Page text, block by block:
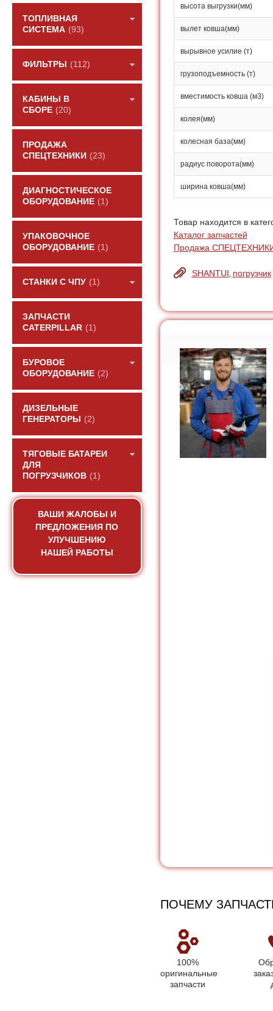
ТОПЛИВНАЯ
СИСТЕМА (93)
ФИЛЬТРЫ (112)
КАБИНЫ В
СБОРЕ (20)
ПРОДАЖА
СПЕЦТЕХНИКИ (23)
ДИАГНОСТИЧЕСКОЕ
ОБОРУДОВАНИЕ (1)
УПАКОВОЧНОЕ
ОБОРУДОВАНИЕ (1)
СТАНКИ С ЧПУ (1)
ЗАПЧАСТИ
CATERPILLAR (1)
БУРОВОЕ
ОБОРУДОВАНИЕ (2)
ДИЗЕЛЬНЫЕ
ГЕНЕРАТОРЫ
(2)
ТЯГОВЫЕ БАТАРЕИ
ДЛЯ
ПОГРУЗЧИКОВ (1)
ВАШИ ЖАЛОБЫ И
ПРЕДЛОЖЕНИЯ ПО
УЛУЧШЕНИЮ
НАШЕЙ РАБОТЫ
высота выгрузки(мм)
вылет ковша(мм)
вырывное усилие (т)
грузоподъемность (т)
вместимость ковша (м3)
колея(мм)
колесная база(мм)
радиус поворота(мм)
ширина ковша(мм)
Товар находится в
Каталог запчастей
Продажа
SHANTUI, погрузчик
ПОЧЕМУ
100%
оригинальные
запчасти